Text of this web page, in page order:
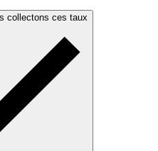
collectons ces taux